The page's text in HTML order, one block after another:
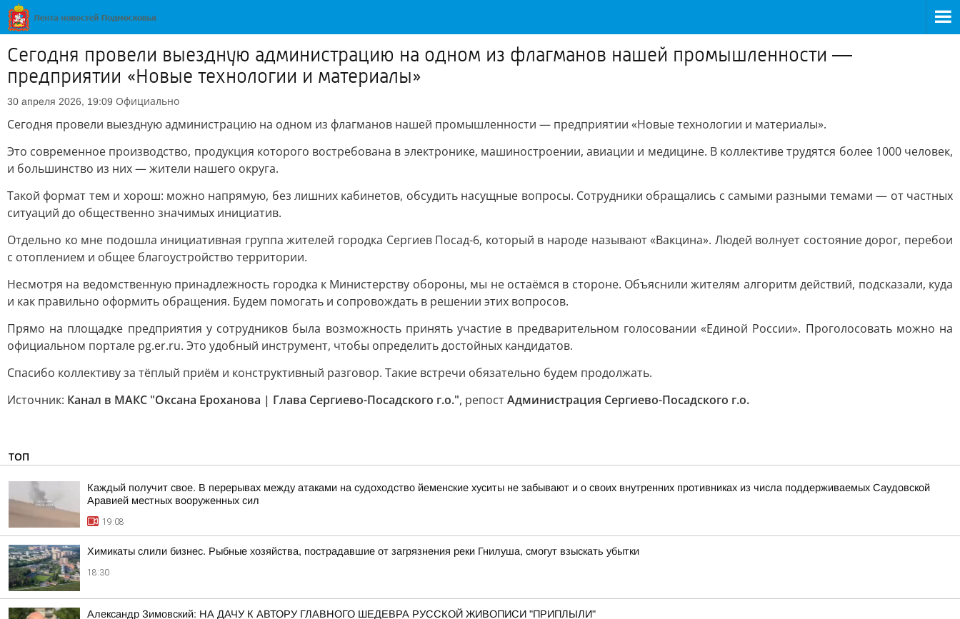
Сегодня провели выездную администрацию на одном из флагманов нашей промышленности —
предприятии «Новые технологии и материалы»
30 апреля 2026, 19:09 Официально
Сегодня провели выездную администрацию на одном из флагманов нашей промышленности — предприятии «Новые технологии и материалы».
Это современное производство, продукция которого востребована в электронике, машиностроении, авиации и медицине. В коллективе трудятся более 1000 человек,
и большинство из них — жители нашего округа.
Такой формат тем и хорош: можно напрямую, без лишних кабинетов, обсудить насущные вопросы. Сотрудники обращались с самыми разными темами — от частных
ситуаций до общественно значимых инициатив.
Отдельно ко мне подошла инициативная группа жителей городка Сергиев Посад-6, который в народе называют «Вакцина». Людей волнует состояние дорог, перебои
с отоплением и общее благоустройство территории.
Несмотря на ведомственную принадлежность городка к Министерству обороны, мы не остаёмся в стороне. Объяснили жителям алгоритм действий, подсказали, куда
и как правильно оформить обращения. Будем помогать и сопровождать в решении этих вопросов.
Прямо на площадке предприятия у сотрудников была возможность принять участие в предварительном голосовании «Единой России». Проголосовать можно на
официальном портале pg.er.ru. Это удобный инструмент, чтобы определить достойных кандидатов.
Спасибо коллективу за тёплый приём и конструктивный разговор. Такие встречи обязательно будем продолжать.
Источник: Канал в МАКС "Оксана Ероханова | Глава Сергиево-Посадского г.о.", репостАдминистрация Сергиево-Посадского г.о.
ТОП
Каждый получит свое. В перерывах между атаками на судоходство йеменские хуситы не забывают и о своих внутренних противниках из числа поддерживаемых Саудовской
Аравией местных вооруженных сил
19:08
Химикаты слили бизнес. Рыбные хозяйства, пострадавшие от загрязнения реки Гнилуша, смогут взыскать убытки
18:30
Александр Зимовский: НА ДАЧУ К АВТОРУ ГЛАВНОГО ШЕДЕВРА РУССКОЙ ЖИВОПИСИ "ПРИПЛЫЛИ"